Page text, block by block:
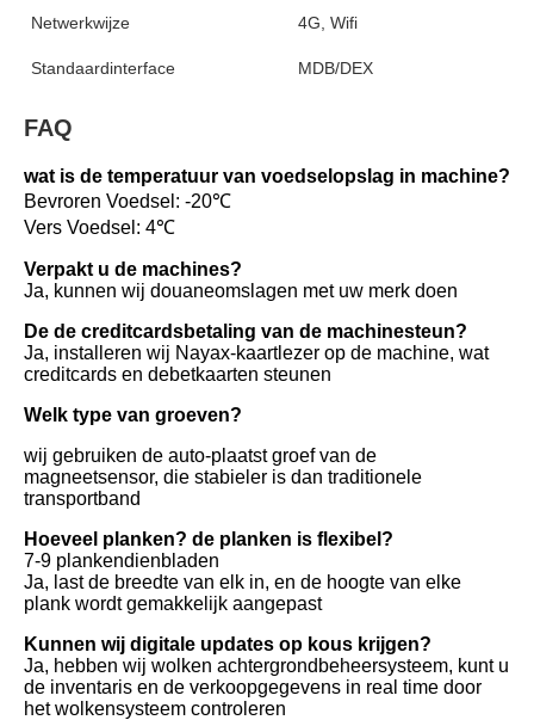
Netwerkwijze 4G, Wifi
Standaardinterface MDB/DEX
FAQ
wat is de temperatuur van voedselopslag in machine?
Bevroren Voedsel: -20℃
Vers Voedsel: 4℃
Verpakt u de machines?
Ja, kunnen wij douaneomslagen met uw merk doen
De de creditcardsbetaling van de machinesteun?
Ja, installeren wij Nayax-kaartlezer op de machine, wat
creditcards en debetkaarten steunen
Welk type van groeven?
wij gebruiken de auto-plaatst groef van de
magneetsensor, die stabieler is dan traditionele
transportband
Hoeveel planken? de planken is flexibel?
7-9 plankendienbladen
Ja, last de breedte van elk in, en de hoogte van elke
plank wordt gemakkelijk aangepast
Kunnen wij digitale updates op kous krijgen?
Ja, hebben wij wolken achtergrondbeheersysteem, kunt u
de inventaris en de verkoopgegevens in real time door
het wolkensysteem controleren